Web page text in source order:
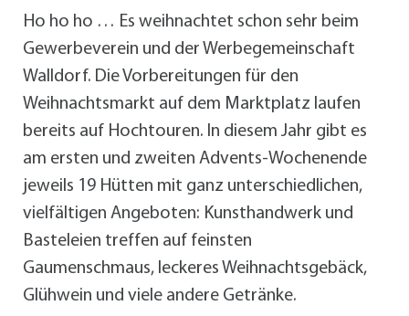
Ho ho ho … Es weihnachtet schon sehr beim
Gewerbeverein und der Werbegemeinschaft
Walldorf. Die Vorbereitungen für den
Weihnachtsmarkt auf dem Marktplatz laufen
bereits auf Hochtouren. In diesem Jahr gibt es
am ersten und zweiten Advents-Wochenende
jeweils 19 Hütten mit ganz unterschiedlichen,
vielfältigen Angeboten: Kunsthandwerk und
Basteleien treffen auf feinsten
Gaumenschmaus, leckeres Weihnachtsgebäck,
Glühwein und viele andere Getränke.